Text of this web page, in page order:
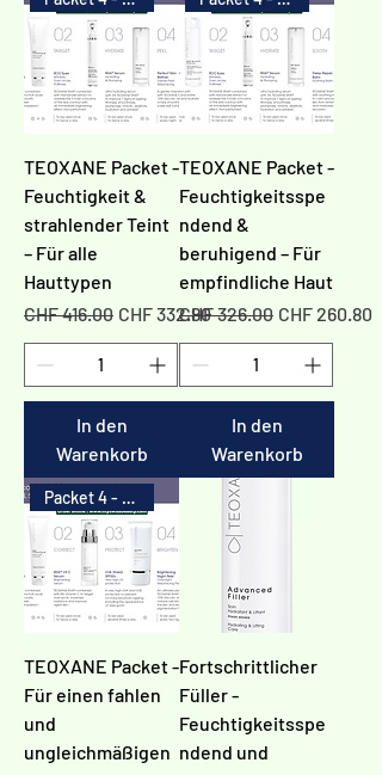
TEOXANE Packet -
Feuchtigkeit &
strahlender Teint
– Für alle
Hauttypen
Standardpreis
CHF 416.00 Sale-Preis
CHF 332.80
In den
Warenkorb
TEOXANE Packet -
Feuchtigkeitsspe
ndend &
beruhigend – Für
empfindliche Haut
Standardpreis
CHF 326.00 Sale-Preis
CHF 260.80
In den
Warenkorb
Packet 4 - 20%
TEOXANE Packet -
Für einen fahlen
und
ungleichmäßigen
Fortschrittlicher
Füller -
Feuchtigkeitsspe
ndend und